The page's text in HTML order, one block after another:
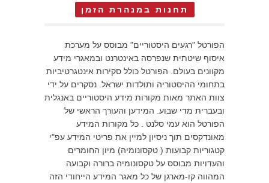
תחנות במנהרת הזמן
הפורטל "רגעים היסטוריים" מבוסס על מערכת
איסוף שיטתית שנפרסה באינטרנט ובמאגרי מידע
מקוונים בעולם. הפורטל כולל סקירות אינטגרטיביות
בתחומי ההיסטוריה ותולדות ישראל. נסקרים על ידי
צוות האתר מאות מקורות מידע היסטוריים באנגלית
ובעברית מדי שבוע. המידען והעורך הראשי של
הפורטל הוא עמי סלנט . כל מקורות המידע
מאונדקסים תוך ניסיון למיין את פריטי המידע עפ"י
קטגוריות קבועות ( טקסונומיה) מיון החומרים
והעדויות מבוסס על טקסונומיה ברורה וקבועה
המהווה קו-מארגן של כל מאגר המידע הייחודי הזה